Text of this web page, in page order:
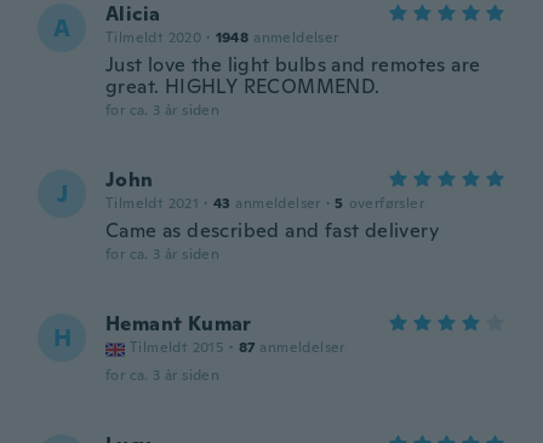
A Alicia
Tilmeldt 2020 · 1948 anmeldelser
Just love the light bulbs and remotes are
great. HIGHLY RECOMMEND.
for ca. 3 år siden
J John
Tilmeldt 2021 · 43 anmeldelser · 5 overførsler
Came as described and fast delivery
for ca. 3 år siden
H Hemant Kumar
Tilmeldt 2015 · 87 anmeldelser
for ca. 3 år siden